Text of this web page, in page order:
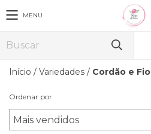
MENU
Início / Variedades / Cordão e Fio
Ordenar por